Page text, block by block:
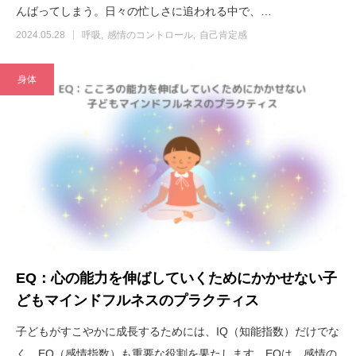
んばってしまう。日々の忙しさに追われる中で、…
2024.05.28 呼吸 感情のコントロール 自己肯定感
身体
EQ：心の能力を伸ばしていくためにかかせない子
どもマインドフルネスのプラクティス
子どもがすこやかに成長するためには、IQ（知能指数）だけでな
く、EQ（感情指数）も重要な役割を果たします。EQは、感情の